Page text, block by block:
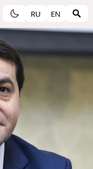
RU EN